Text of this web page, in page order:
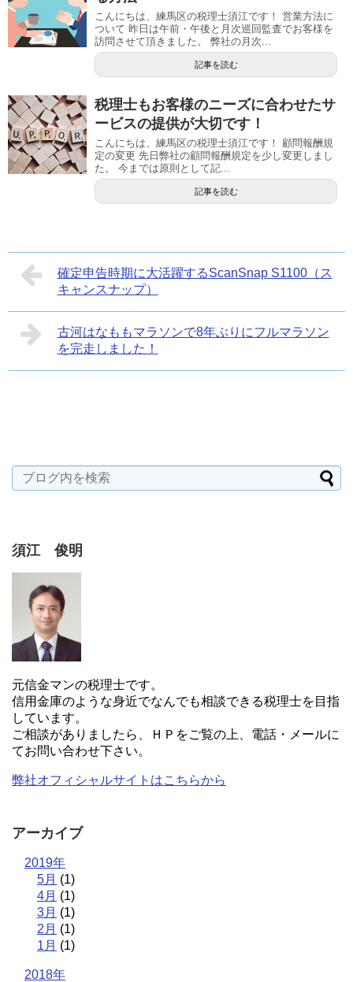
こんにちは、練馬区の税理士須江です！ 営業方法に
ついて 昨日は午前・午後と月次巡回監査でお客様を
訪問させて頂きました。 弊社の月次...
記事を読む
税理士もお客様のニーズに合わせたサ
ービスの提供が大切です！
こんにちは、練馬区の税理士須江です！ 顧問報酬規
定の変更 先日弊社の顧問報酬規定を少し変更しまし
た。 今までは原則として記...
記事を読む
確定申告時期に大活躍するScanSnap S1100（ス
キャンスナップ）
古河はなももマラソンで8年ぶりにフルマラソン
を完走しました！
須江 俊明
元信金マンの税理士です。
信用金庫のような身近でなんでも相談できる税理士を目指
しています。
ご相談がありましたら、ＨＰをご覧の上、電話・メールに
てお問い合わせ下さい。
弊社オフィシャルサイトはこちらから
アーカイブ
2019年
5月 (1)
4月 (1)
3月 (1)
2月 (1)
1月 (1)
2018年